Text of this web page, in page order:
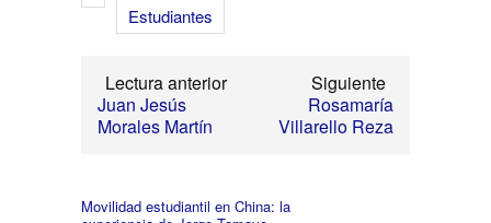
Estudiantes
Lectura anterior
Juan Jesús
Morales Martín
Siguiente
Rosamaría
Villarello Reza
Movilidad estudiantil en China: la